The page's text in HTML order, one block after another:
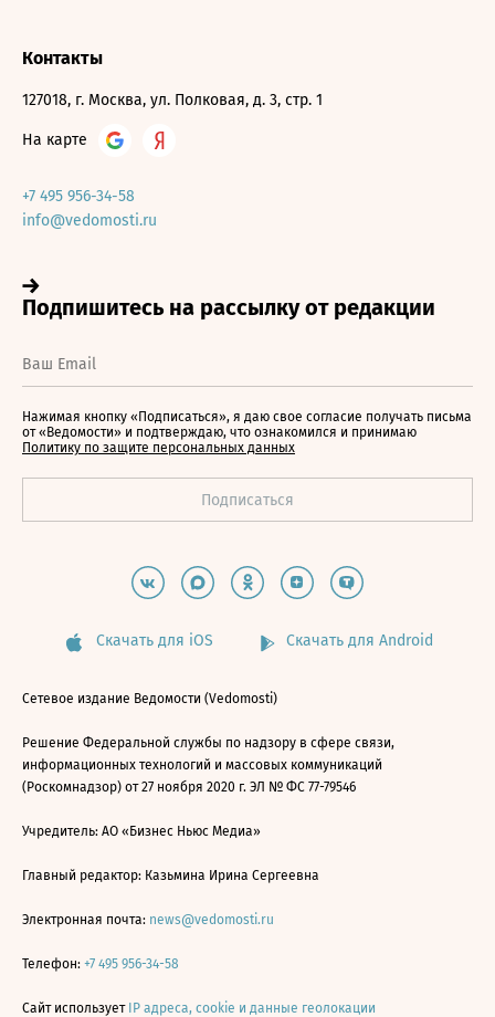
Контакты
127018, г. Москва, ул. Полковая, д. 3, стр. 1
На карте
+7 495 956-34-58
info@vedomosti.ru
Нажимая кнопку «Подписаться», я даю свое согласие получать письма
от «Ведомости» и подтверждаю, что ознакомился и принимаю
Политику по защите персональных данных
Скачать для iOS Скачать для Android
Сетевое издание Ведомости (Vedomosti)
Решение Федеральной службы по надзору в сфере связи,
информационных технологий и массовых коммуникаций
(Роскомнадзор) от 27 ноября 2020 г. ЭЛ № ФС 77-79546
Учредитель: АО «Бизнес Ньюс Медиа»
Главный редактор: Казьмина Ирина Сергеевна
Электронная почта: news@vedomosti.ru
Телефон: +7 495 956-34-58
Сайт использует IP адреса, cookie и данные геолокации